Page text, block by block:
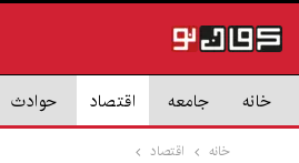
خانه جامعه اقتصاد حوادث
خانه
اقتصاد